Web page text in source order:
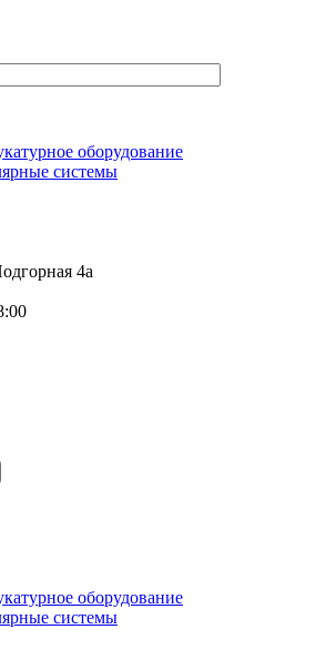
оборудование
системы
4а
оборудование
системы